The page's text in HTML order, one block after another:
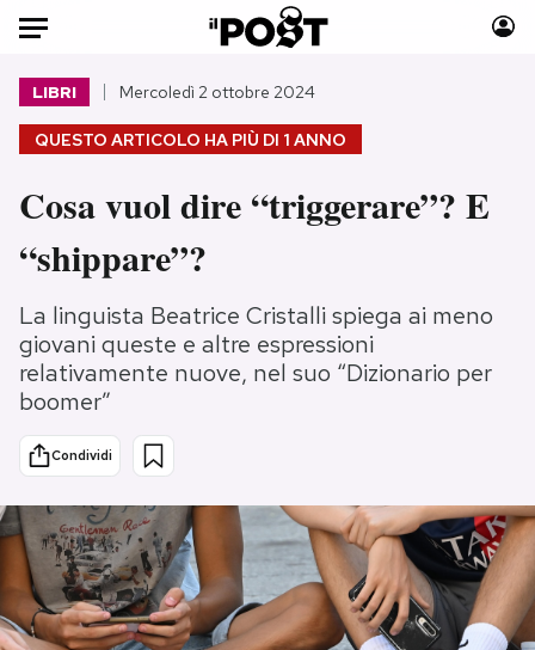
Auto
HOME
Italia
Politica
Tecnologia
Internet
Scienza
Cultura
Economia
Sport
Moda
Storie/Idee
Ok Boomer!
Media
PODCAST
QUESTO ARTICOLO HA PIÙ DI 1 ANNO
LIBRI Mercoledì 2 ottobre 2024
Cosa vuol dire “triggerare”? E
“shippare”?
La linguista Beatrice Cristalli spiega ai meno
giovani queste e altre espressioni
relativamente nuove, nel suo “Dizionario per
boomer”
Condividi